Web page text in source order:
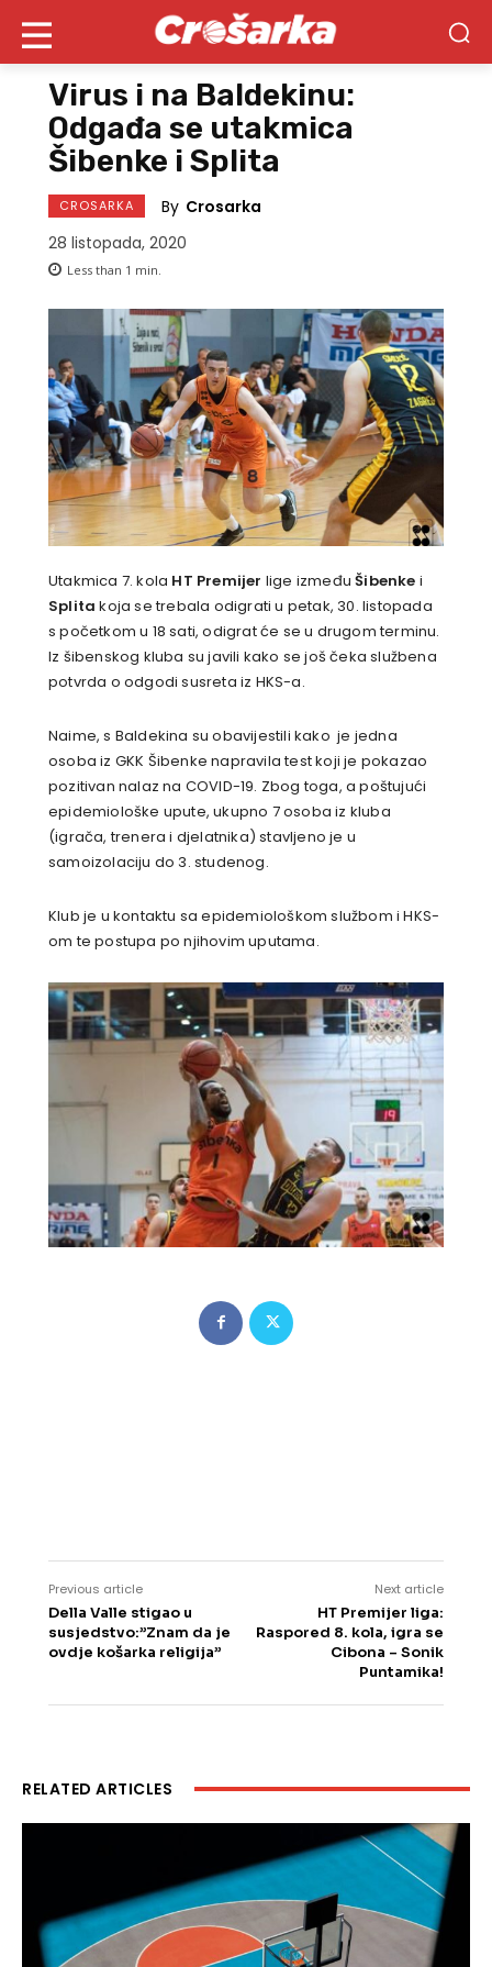
Virus i na Baldekinu:
Odgađa se utakmica
Šibenke i Splita
CROSARKA By Crosarka
28 listopada, 2020
Less than 1 min.
Utakmica 7. kola HT Premijer lige izmeđuŠibenke i
Splitakoja se trebala odigrati u petak, 30. listopada
s početkom u 18 sati, odigrat će se u drugom terminu.
Iz šibenskog kluba su javili kako se još čeka službena
potvrda o odgodi susreta iz HKS-a.
Naime, s Baldekina su obavijestili kako je jedna
osoba iz GKK Šibenke napravila test koji je pokazao
pozitivan nalaz na COVID-19. Zbog toga, a poštujući
epidemiološke upute, ukupno 7 osoba iz kluba
(igrača, trenera i djelatnika) stavljeno je u
samoizolaciju do 3. studenog.
Klub je u kontaktu sa epidemiološkom službom i HKS-
om te postupa po njihovim uputama.
Previous article
Della Valle stigao u
susjedstvo:”Znam da je
ovdje košarka religija”
Next article
HT Premijer liga:
Raspored 8. kola, igra se
Cibona – Sonik
Puntamika!
RELATED ARTICLES